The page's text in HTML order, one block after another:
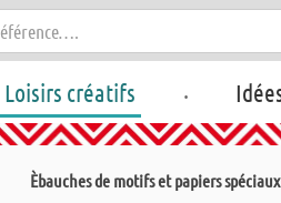
Loisirs créatifs .
Èbauches de motifs et papiers spéciaux